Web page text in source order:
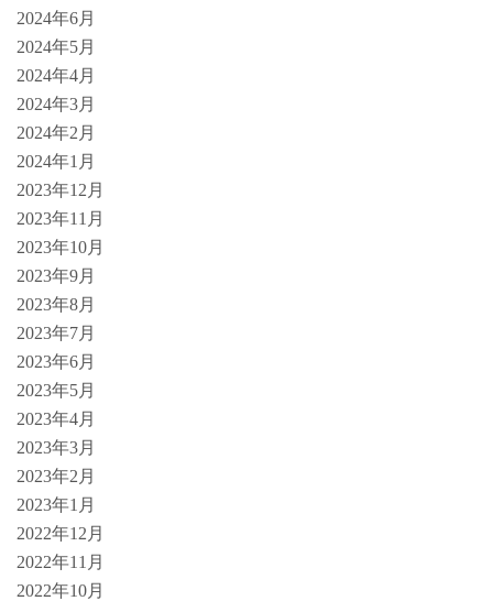
2024年6月
2024年5月
2024年4月
2024年3月
2024年2月
2024年1月
2023年12月
2023年11月
2023年10月
2023年9月
2023年8月
2023年7月
2023年6月
2023年5月
2023年4月
2023年3月
2023年2月
2023年1月
2022年12月
2022年11月
2022年10月